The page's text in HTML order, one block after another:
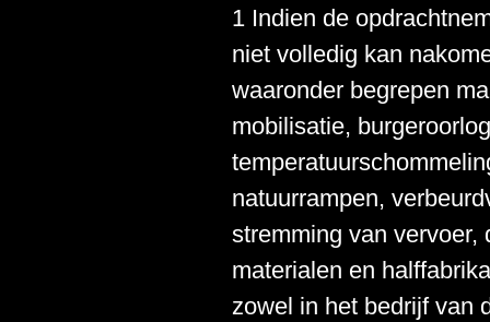
1 Indien de
niet volledig kan
waaronder begrepen
mobilisatie,
natuurrampen,
stremming van vervoer,
materialen en
zowel in het bedrijf van